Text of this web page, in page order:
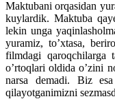
Maktubani orqasidan
kuylardik. Maktuba
lekin unga
yuramiz, to’xtasa,
filmdagi qaroqchilarga
o’rtoqlari oldida o’zini
narsa demadi. Biz
qilayotganimizni